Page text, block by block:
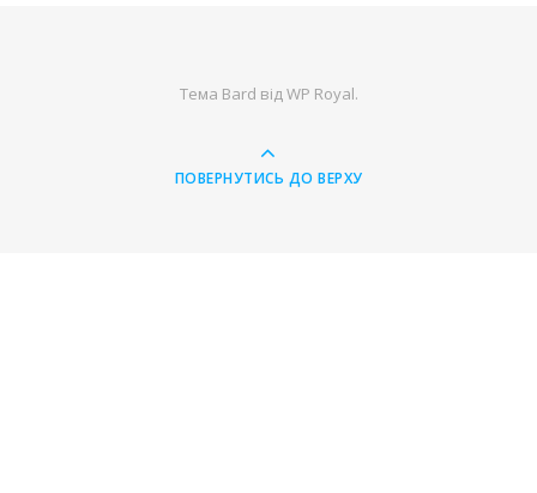
Тема Bard відWP Royal.
ПОВЕРНУТИСЬ ДО ВЕРХУ